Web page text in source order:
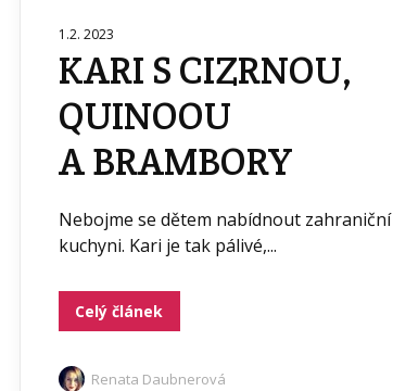
1.2. 2023
KARI S CIZRNOU,
QUINOOU
A BRAMBORY
Nebojme se dětem nabídnout zahraniční
kuchyni. Kari je tak pálivé,...
Celý článek
Renata Daubnerová